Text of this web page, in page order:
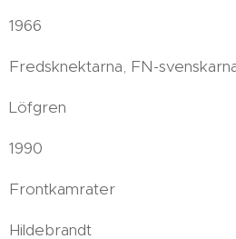
1966
Fredsknektarna, FN-
Löfgren
1990
Frontkamrater
Hildebrandt